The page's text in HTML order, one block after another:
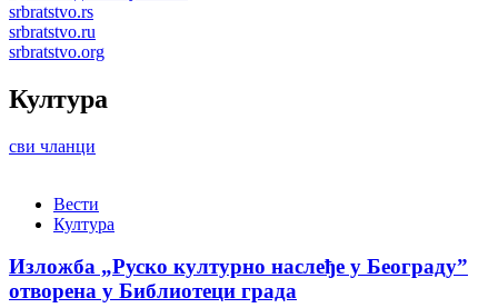
srbratstvo.rs
srbratstvo.ru
srbratstvo.org
Култура
сви чланци
Вести
Култура
Изложба „Руско културно наслеђе у Београду”
отворена у Библиотеци града